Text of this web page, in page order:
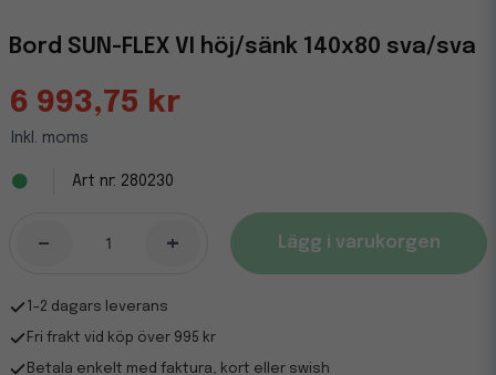
Bord SUN-FLEX VI höj/sänk 140x80 sva/sva
6 993,75 kr
Inkl. moms
280230
- + Lägg i varukorgen
1-2 dagars leverans
Fri frakt vid köp över 995 kr
Betala enkelt med faktura, kort eller swish